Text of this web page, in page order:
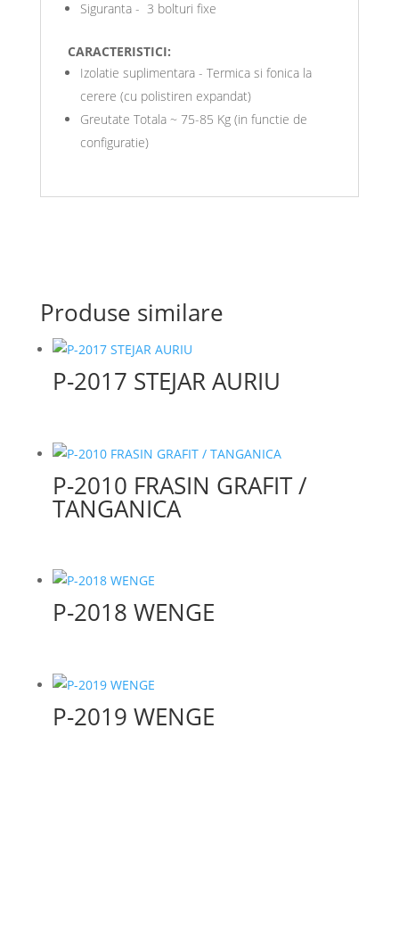
Siguranta - 3 bolturi fixe
CARACTERISTICI:
Izolatie suplimentara - Termica si fonica la
cerere (cu polistiren expandat)
Greutate Totala ~ 75-85 Kg (in functie de
configuratie)
Produse similare
P-2017 STEJAR AURIU
P-2010 FRASIN GRAFIT /
TANGANICA
P-2018 WENGE
P-2019 WENGE